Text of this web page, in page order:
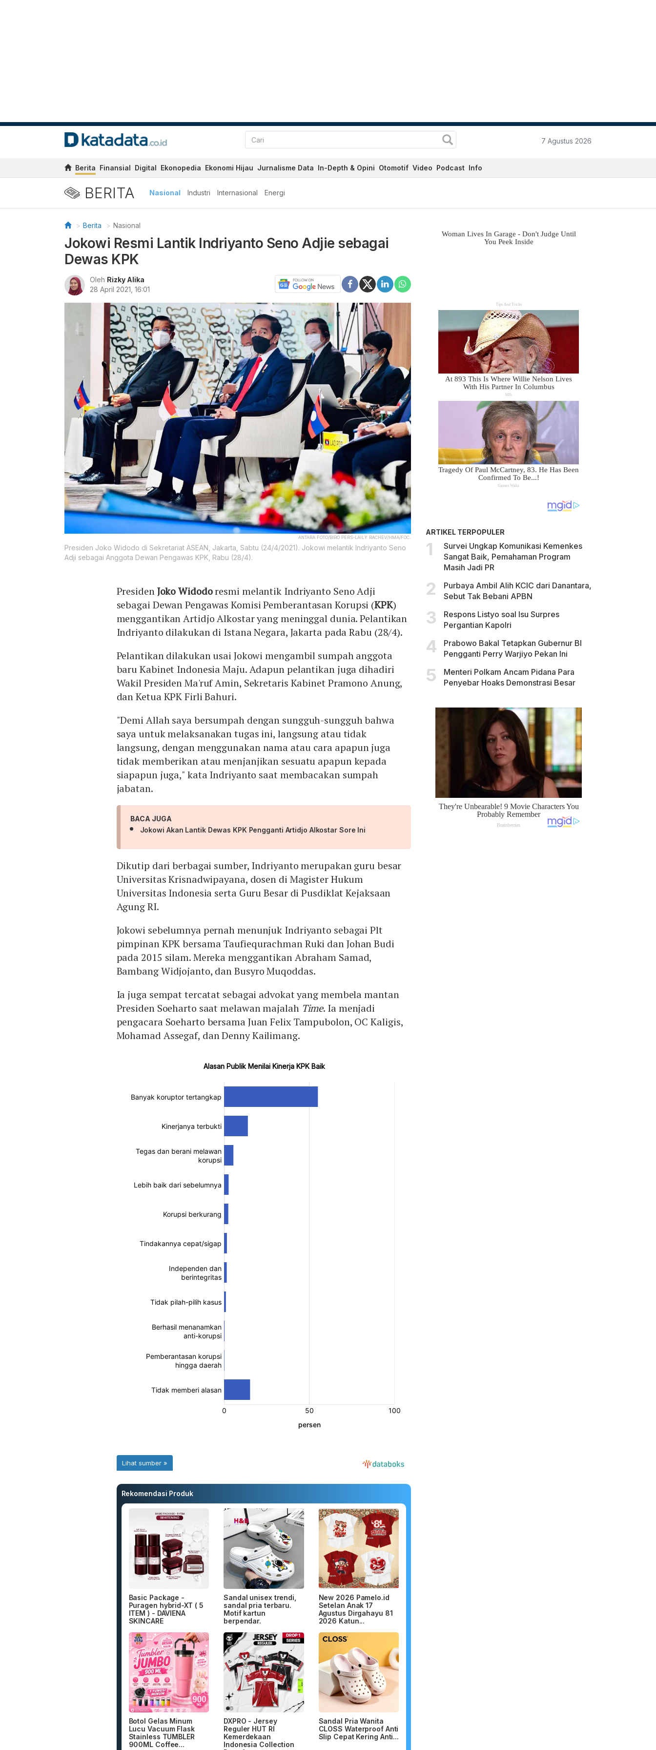
7 Agustus 2026
Berita Finansial Digital Ekonopedia Ekonomi Hijau Jurnalisme Data In-Depth & Opini Otomotif Video Podcast Info
BERITA Nasional Industri Internasional Energi
Berita Nasional
Jokowi Resmi Lantik Indriyanto Seno Adjie sebagai
Dewas KPK
Oleh Rizky Alika
28 April 2021, 16:01
ANTARA FOTO/BIRO PERS-LAILY RACHEV/HMA/FOC.
Presiden Joko Widodo di Sekretariat ASEAN, Jakarta, Sabtu (24/4/2021). Jokowi melantik Indriyanto Seno
Adji sebagai Anggota Dewan Pengawas KPK, Rabu (28/4).
PresidenJoko Widodoresmi melantik Indriyanto Seno Adji
sebagai Dewan Pengawas Komisi Pemberantasan Korupsi (KPK)
menggantikan Artidjo Alkostar yang meninggal dunia. Pelantikan
Indriyanto dilakukan di Istana Negara, Jakarta pada Rabu (28/4).
Pelantikan dilakukan usai Jokowi mengambil sumpah anggota
baru Kabinet Indonesia Maju. Adapun pelantikan juga dihadiri
Wakil Presiden Ma'ruf Amin, Sekretaris Kabinet Pramono Anung,
dan Ketua KPK Firli Bahuri.
"Demi Allah saya bersumpah dengan sungguh-sungguh bahwa
saya untuk melaksanakan tugas ini, langsung atau tidak
langsung, dengan menggunakan nama atau cara apapun juga
tidak memberikan atau menjanjikan sesuatu apapun kepada
siapapun juga," kata Indriyanto saat membacakan sumpah
jabatan.
BACA JUGA
Jokowi Akan Lantik Dewas KPK Pengganti Artidjo Alkostar Sore Ini
Dikutip dari berbagai sumber, Indriyanto merupakan guru besar
Universitas Krisnadwipayana, dosen di Magister Hukum
Universitas Indonesia serta Guru Besar di Pusdiklat Kejaksaan
Agung RI.
Jokowi sebelumnya pernah menunjuk Indriyanto sebagai Plt
pimpinan KPK bersama Taufiequrachman Ruki dan Johan Budi
pada 2015 silam. Mereka menggantikan Abraham Samad,
Bambang Widjojanto, dan Busyro Muqoddas.
Ia juga sempat tercatat sebagai advokat yang membela mantan
Presiden Soeharto saat melawan majalah Time. Ia menjadi
pengacara Soeharto bersama Juan Felix Tampubolon, OC Kaligis,
Mohamad Assegaf, dan Denny Kailimang.
Rekomendasi Produk
Basic Package -
Puragen hybrid-XT ( 5
ITEM ) - DAVIENA
SKINCARE
Sandal unisex trendi,
sandal pria terbaru.
Motif kartun
berpendar.
New 2026 Pamelo.id
Setelan Anak 17
Agustus Dirgahayu 81
2026 Katun...
Botol Gelas Minum
Lucu Vacuum Flask
Stainless TUMBLER
900ML Coffee...
DXPRO - Jersey
Reguler HUT RI
Kemerdekaan
Indonesia Collection
Sandal Pria Wanita
CLOSS Waterproof Anti
Slip Cepat Kering Anti...
ARTIKEL TERPOPULER
Survei Ungkap Komunikasi Kemenkes
Sangat Baik, Pemahaman Program
Masih Jadi PR
Purbaya Ambil Alih KCIC dari Danantara,
Sebut Tak Bebani APBN
Respons Listyo soal Isu Surpres
Pergantian Kapolri
Prabowo Bakal Tetapkan Gubernur BI
Pengganti Perry Warjiyo Pekan Ini
Menteri Polkam Ancam Pidana Para
Penyebar Hoaks Demonstrasi Besar